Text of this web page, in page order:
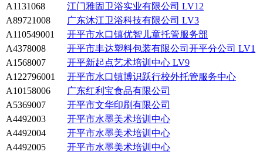
A1131068
江门雅固卫浴实业有限公司 LV12
A89721008
广东沐江卫浴科技有限公司 LV3
A110549001
开平市水口镇优智儿童托管服务部
A4378008
开平市丰达塑料包装有限公司开平分公司 LV1
A1568007
开平新起点艺术培训中心 LV9
A122796001
开平市水口镇博识跃行校外托管服务中心
A10158006
广东红利宝食品有限公司
A5369007
开平市文华印刷有限公司
A4492003
开平市水墨美术培训中心
A4492004
开平市水墨美术培训中心
A4492005
开平市水墨美术培训中心